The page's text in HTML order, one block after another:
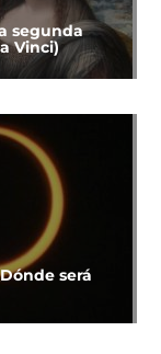
segunda
Vinci)
será